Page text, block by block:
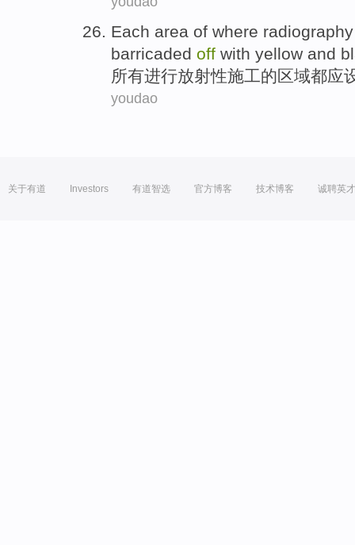
Each area of where radiography
barricaded off with yellow and
所有进行放射性施工的区域都应
youdao
关于有道 Investors 有道智选 官方博客 技术博客 诚聘英才